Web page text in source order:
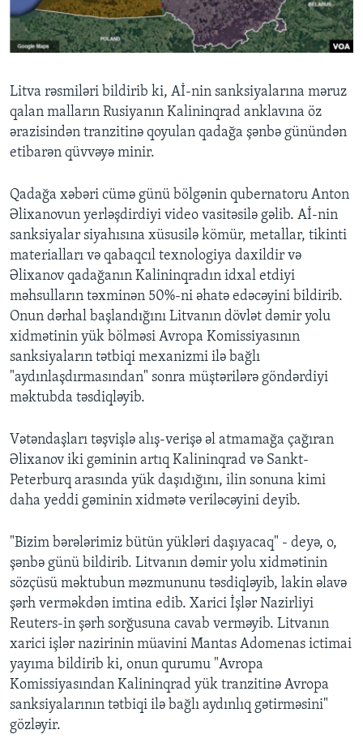
BIZI IZLƏYIN
Dillər
Litva rəsmiləri bildirib ki, Aİ-nin sanksiyalarına məruz
qalan malların Rusiyanın Kalininqrad anklavına öz
ərazisindən tranzitinə qoyulan qadağa şənbə günündən
etibarən qüvvəyə minir.
Qadağa xəbəri cümə günü bölgənin qubernatoru Anton
Əlixanovun yerləşdirdiyi video vasitəsilə gəlib. Aİ-nin
sanksiyalar siyahısına xüsusilə kömür, metallar, tikinti
materialları və qabaqcıl texnologiya daxildir və
Əlixanov qadağanın Kalininqradın idxal etdiyi
məhsulların təxminən 50%-ni əhatə edəcəyini bildirib.
Onun dərhal başlandığını Litvanın dövlət dəmir yolu
xidmətinin yük bölməsi Avropa Komissiyasının
sanksiyaların tətbiqi mexanizmi ilə bağlı
"aydınlaşdırmasından" sonra müştərilərə göndərdiyi
məktubda təsdiqləyib.
Vətəndaşları təşvişlə alış-verişə əl atmamağa çağıran
Əlixanov iki gəminin artıq Kalininqrad və Sankt-
Peterburq arasında yük daşıdığını, ilin sonuna kimi
daha yeddi gəminin xidmətə veriləcəyini deyib.
"Bizim bərələrimiz bütün yükləri daşıyacaq" - deyə, o,
şənbə günü bildirib. Litvanın dəmir yolu xidmətinin
sözçüsü məktubun məzmununu təsdiqləyib, lakin əlavə
şərh verməkdən imtina edib. Xarici İşlər Nazirliyi
Reuters-in şərh sorğusuna cavab verməyib. Litvanın
xarici işlər nazirinin müavini Mantas Adomenas ictimai
yayıma bildirib ki, onun qurumu "Avropa
Komissiyasından Kalininqrad yük tranzitinə Avropa
sanksiyalarının tətbiqi ilə bağlı aydınlıq gətirməsini"
gözləyir.